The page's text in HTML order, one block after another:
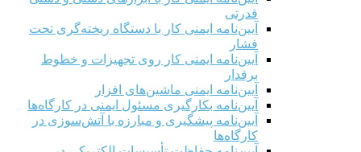
قدرتی
آیین‌نامه ایمنی کار با دستگاه ریخته‌گری تحت
فشار
آیین‌نامه ایمنی کار روی تجهیزات و خطوط
برقدار
آیین‌نامه ایمنی ماشین‌های افزار
آیین‌نامه بکارگیری مسئول ایمنی در کارگاه‌ها
آیین‌نامه پیشگیری و مبارزه با آتش‌سوزی در
کارگاه‌ها